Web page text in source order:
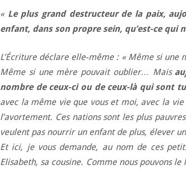
« Le plus grand destructeur de la paix,
enfant, dans son propre sein, qu’est-ce qui
L’Écriture déclare elle-même : « Même si une
Même si une mère pouvait oublier… Mais
nombre de ceux-ci ou de ceux-là qui sont
avec la même vie que vous et moi, avec la
l’avortement. Ces nations sont les plus
veulent pas nourrir un enfant de plus, élever
Et ici, je vous demande, au nom de ces
Elisabeth, sa cousine. Comme nous pouvons